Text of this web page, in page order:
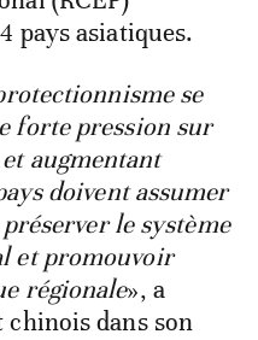
pays asiatiques.
se
forte pression sur
augmentant
doivent assumer
le système
et promouvoir
régionale», a
dans son